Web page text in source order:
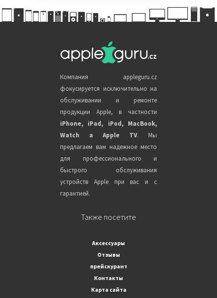
Компания appleguru.cz
фокусируется исключительно на
обслуживании и ремонте
продукции Apple, в частности
iPhone, iPad, iPod, MacBook,
Watch a Apple TV. Мы
предлагаем вам надежное место
для профессионального и
быстрого обслуживания
устройств Apple при вас и с
гарантией.
Также посетите
Аксессуары
Отзывы
прейскурант
Контакты
Карта сайта